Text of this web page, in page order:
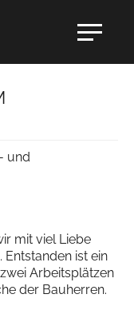
und
mit viel Liebe
ist ein
Arbeitsplätzen
der Bauherren.